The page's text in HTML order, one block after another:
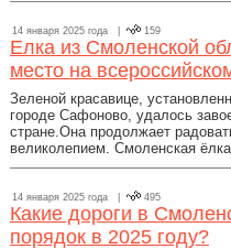
14 января 2025 года | 159
Елка из Смоленской
место на
Зеленой красавице,
городе Сафоново, удалось
стране.Она продолжает
великолепием. Смоленская
14 января 2025 года | 495
Какие дороги в
порядок в 2025 году?